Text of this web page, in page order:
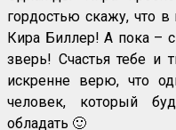
гордостью скажу, что
Кира Биллер! А пока –
зверь! Счастья тебе и
искренне верю, что
человек, который
обладать 🙂